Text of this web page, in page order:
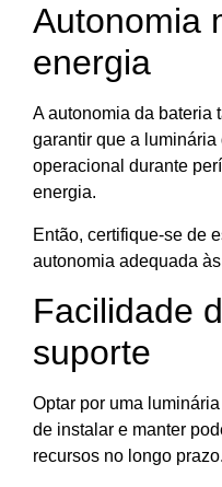
Autonomia
energia
A autonomia da bateria
garantir que a
operacional durante
energia.
Então, certifique-se de
autonomia adequada
Facilidade
suporte
Optar por uma
de instalar e manter
recursos no longo prazo.